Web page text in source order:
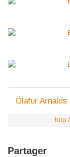
Ólafur
Partager